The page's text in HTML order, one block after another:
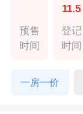
预售
时间
11.5
登记
时间
一房一价